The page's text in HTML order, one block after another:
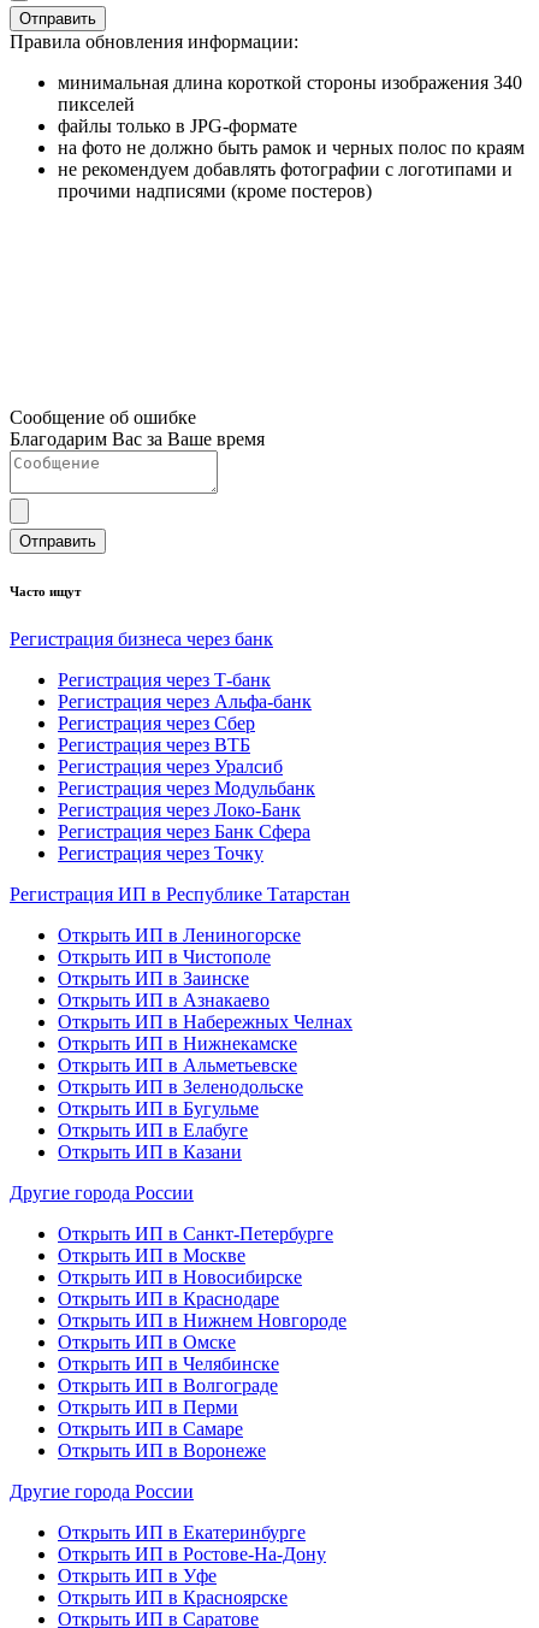
Отправить
Правила обновления информации:
минимальная длина короткой стороны изображения 340
пикселей
файлы только в JPG-формате
на фото не должно быть рамок и черных полос по краям
не рекомендуем добавлять фотографии с логотипами и
прочими надписями (кроме постеров)
Сообщение об ошибке
Благодарим Вас за Ваше время
Отправить
Часто ищут
Регистрация бизнеса через банк
Регистрация через Т-банк
Регистрация через Альфа-банк
Регистрация через Сбер
Регистрация через ВТБ
Регистрация через Уралсиб
Регистрация через Модульбанк
Регистрация через Локо-Банк
Регистрация через Банк Сфера
Регистрация через Точку
Регистрация ИП в Республике Татарстан
Открыть ИП в Лениногорске
Открыть ИП в Чистополе
Открыть ИП в Заинске
Открыть ИП в Азнакаево
Открыть ИП в Набережных Челнах
Открыть ИП в Нижнекамске
Открыть ИП в Альметьевске
Открыть ИП в Зеленодольске
Открыть ИП в Бугульме
Открыть ИП в Елабуге
Открыть ИП в Казани
Другие города России
Открыть ИП в Санкт-Петербурге
Открыть ИП в Москве
Открыть ИП в Новосибирске
Открыть ИП в Краснодаре
Открыть ИП в Нижнем Новгороде
Открыть ИП в Омске
Открыть ИП в Челябинске
Открыть ИП в Волгограде
Открыть ИП в Перми
Открыть ИП в Самаре
Открыть ИП в Воронеже
Другие города России
Открыть ИП в Екатеринбурге
Открыть ИП в Ростове-На-Дону
Открыть ИП в Уфе
Открыть ИП в Красноярске
Открыть ИП в Саратове